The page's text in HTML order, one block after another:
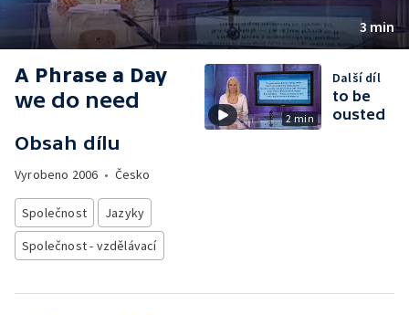
3 min
A Phrase a Day
we do need
Obsah dílu
Vyrobeno 2006 • Česko
Společnost
Jazyky
Společnost - vzdělávací
2 min
Další díl
to be
ousted